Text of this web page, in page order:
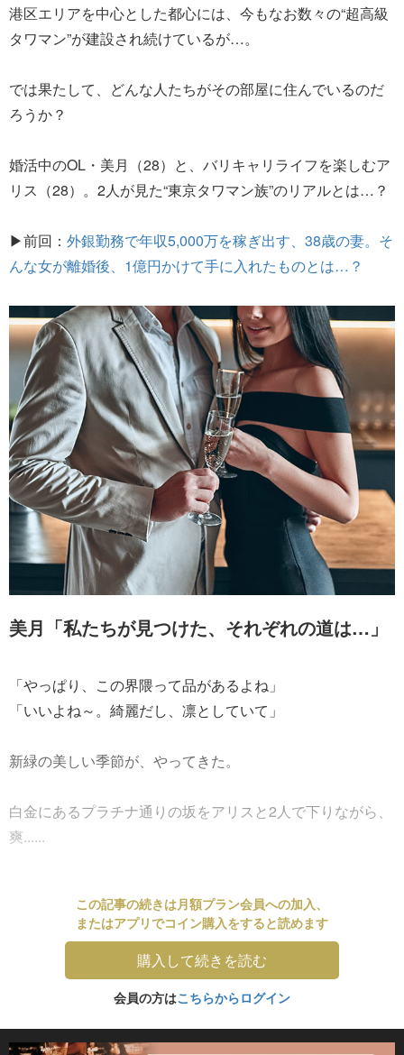
港区エリアを中心とした都心には、今もなお数々の“超高級
タワマン”が建設され続けているが…。
では果たして、どんな人たちがその部屋に住んでいるのだ
ろうか？
婚活中のOL・美月（28）と、バリキャリライフを楽しむア
リス（28）。2人が見た“東京タワマン族”のリアルとは…？
▶前回： 外銀勤務で年収5,000万を稼ぎ出す、38歳の妻。そ
んな女が離婚後、1億円かけて手に入れたものとは…？
美月「私たちが見つけた、それぞれの道は…」
「やっぱり、この界隈って品があるよね」
「いいよね～。綺麗だし、凛としていて」
新緑の美しい季節が、やってきた。
白金にあるプラチナ通りの坂をアリスと2人で下りながら、
爽......
この記事の続きは月額プラン会員への加入、
またはアプリでコイン購入をすると読めます
購入して続きを読む
会員の方はこちらからログイン